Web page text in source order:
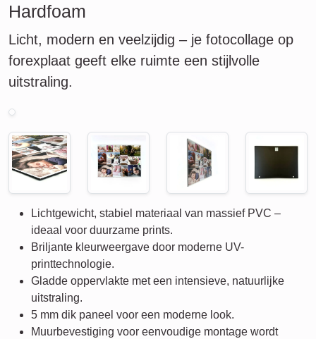
Hardfoam
Licht, modern en veelzijdig – je fotocollage op
forexplaat geeft elke ruimte een stijlvolle
uitstraling.
Lichtgewicht, stabiel materiaal van massief PVC –
ideaal voor duurzame prints.
Briljante kleurweergave door moderne UV-
printtechnologie.
Gladde oppervlakte met een intensieve, natuurlijke
uitstraling.
5 mm dik paneel voor een moderne look.
Muurbevestiging voor eenvoudige montage wordt